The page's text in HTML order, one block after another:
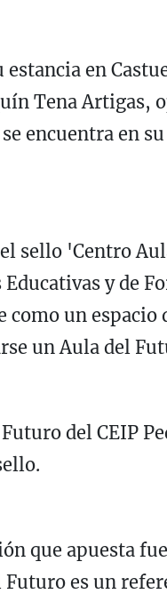
estancia en
Tena Artigas,
encuentra en
sello 'Centro
y de
como un
un Aula del
del CEIP
que apuesta
es un